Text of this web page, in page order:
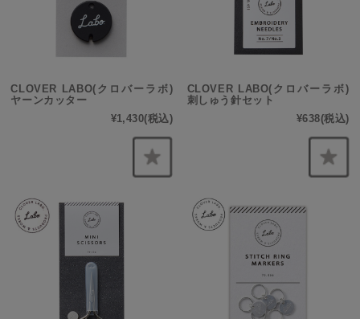
CLOVER LABO(クロバーラボ)
ヤーンカッター
¥1,430(税込)
CLOVER LABO(クロバーラボ)
刺しゅう針セット
¥638(税込)